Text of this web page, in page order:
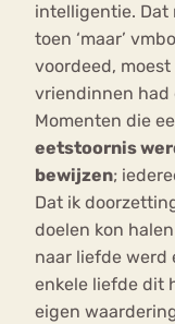
intelligentie. Dat
toen ‘maar’
voordeed,
vriendinnen had
Momenten die
eetstoornis
bewijzen;
Dat ik
doelen kon
naar liefde werd
enkele liefde dit
eigen